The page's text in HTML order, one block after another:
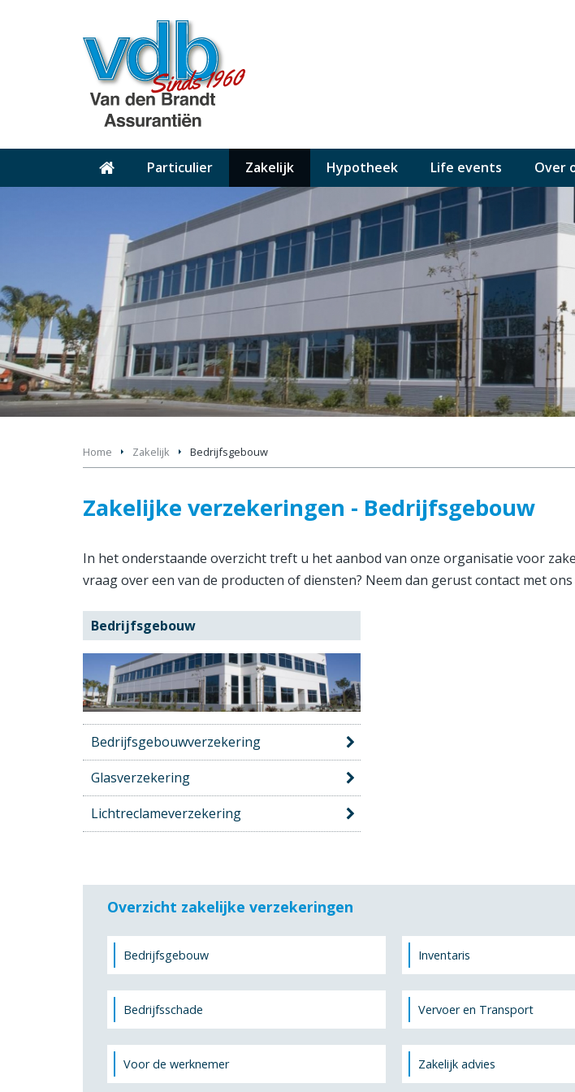
Particulier Zakelijk Hypotheek Life events Over
Home Zakelijk Bedrijfsgebouw
Zakelijke verzekeringen - Bedrijfsgebouw
In het onderstaande overzicht treft u het aanbod van onze organisatie voor
vraag over een van de producten of diensten? Neem dan gerust contact met ons
Bedrijfsgebouw
Bedrijfsgebouwverzekering
Glasverzekering
Lichtreclameverzekering
Overzicht zakelijke verzekeringen
Bedrijfsgebouw Inventaris
Bedrijfsschade Vervoer en Transport
Voor de werknemer Zakelijk advies